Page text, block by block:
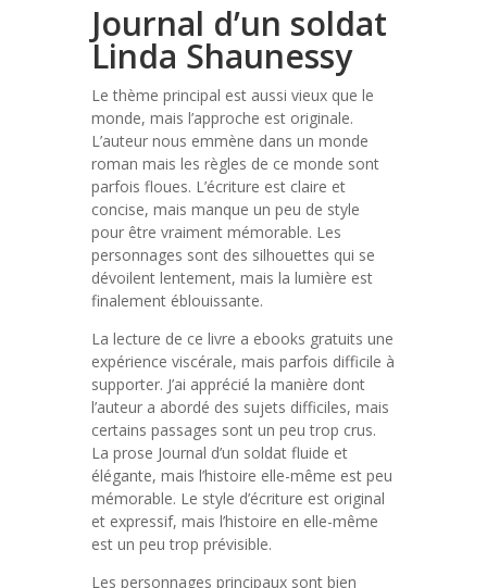
Journal d’un soldat
Linda Shaunessy
Le thème principal est aussi vieux que le
monde, mais l’approche est originale.
L’auteur nous emmène dans un monde
roman mais les règles de ce monde sont
parfois floues. L’écriture est claire et
concise, mais manque un peu de style
pour être vraiment mémorable. Les
personnages sont des silhouettes qui se
dévoilent lentement, mais la lumière est
finalement éblouissante.
La lecture de ce livre a ebooks gratuits une
expérience viscérale, mais parfois difficile à
supporter. J’ai apprécié la manière dont
l’auteur a abordé des sujets difficiles, mais
certains passages sont un peu trop crus.
La prose Journal d’un soldat fluide et
élégante, mais l’histoire elle-même est peu
mémorable. Le style d’écriture est original
et expressif, mais l’histoire en elle-même
est un peu trop prévisible.
Les personnages principaux sont bien